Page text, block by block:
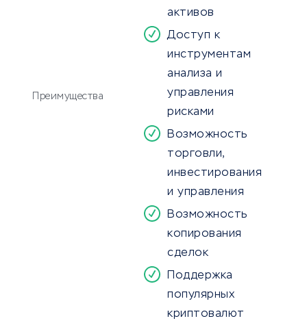
Преимущества
активов
Доступ к
инструментам
анализа и
управления
рисками
Возможность
торговли,
инвестирования
и управления
Возможность
копирования
сделок
Поддержка
популярных
криптовалют